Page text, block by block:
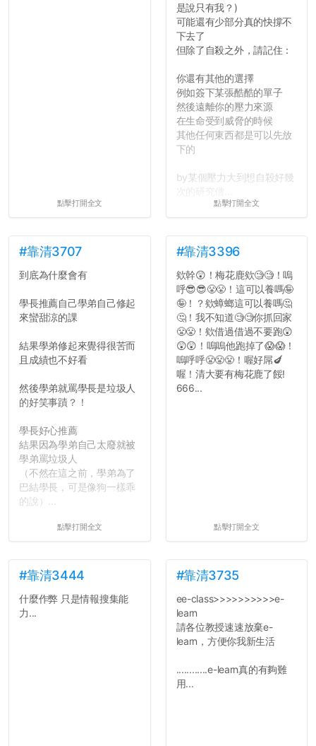
點擊打開全文
是說只有我？)
可能還有少部分真的快撐不
下去了
但除了自殺之外，請記住：
你還有其他的選擇
例如簽下某張酷酷的單子
然後遠離你的壓力來源
在生命受到威脅的時候
其他任何東西都是可以先放
下的
by某個壓力大到想自殺好幾
點擊打開全文
#靠清3707
到底為什麼會有
學長推薦自己學弟自己修起
來蠻甜涼的課
結果學弟修起來覺得很苦而
且成績也不好看
然後學弟就罵學長是垃圾人
的好笑事蹟？！
學長好心推薦
結果因為學弟自己太廢就被
學弟罵垃圾人
（不然在這之前，學弟為了
巴結學長，可是像狗一樣乖
的說）...
點擊打開全文
#靠清3396
欸幹😲！梅花鹿欸🧐🧐！嗚
呼😎😎😤😤！這可以養嗎🤪
🤪！？欸蟑螂這可以養嗎🤔
🤔！我不知道🧐🧐你抓回家
😤😤！欸借過借過不要跑😲
😲😲！嗚嗚他跑掉了😱😱！
嗚呼呼😤😤😤！喔好屌🍆
喔！清大要有梅花鹿了餒!
666...
點擊打開全文
#靠清3444
什麼作弊 只是情報搜集能
力...
#靠清3735
ee-class>>>>>>>>>>e-
learn
請各位教授速速放棄e-
learn，方便你我新生活
............e-learn真的有夠難
用...